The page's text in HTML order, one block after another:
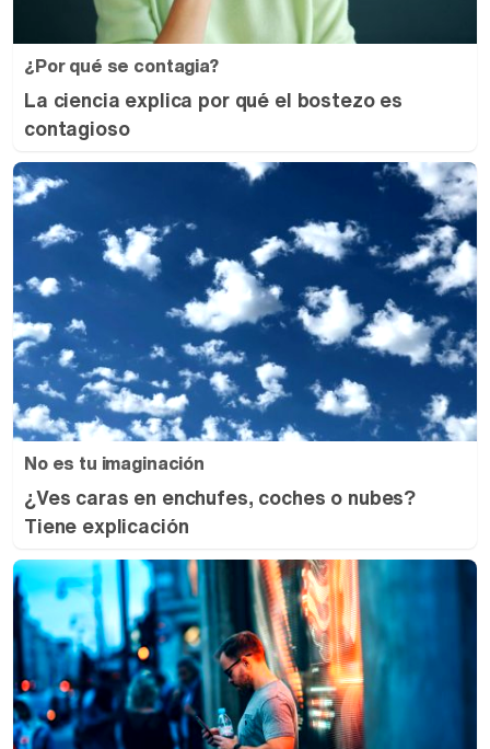
¿Por qué se contagia?
La ciencia explica por qué el bostezo es
contagioso
No es tu imaginación
¿Ves caras en enchufes, coches o nubes?
Tiene explicación